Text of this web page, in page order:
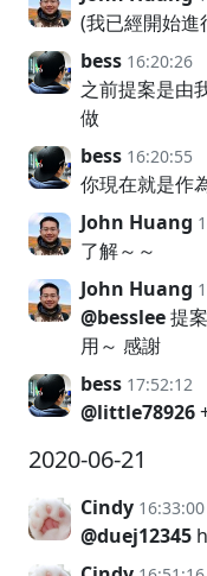
(我已經開始進
bess 16:20:26
之前提案是由
做
bess 16:20:55
你現在就是作
John Huang
了解～～
John Huang
@besslee提
用～ 感謝
bess 17:52:12
@little78926
2020-06-21
Cindy 16:33:00
@duej12345